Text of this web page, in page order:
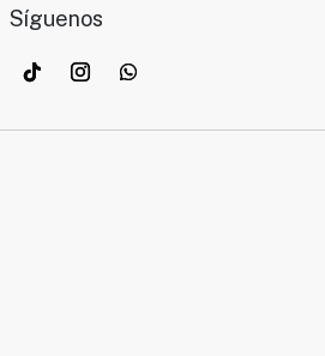
Síguenos